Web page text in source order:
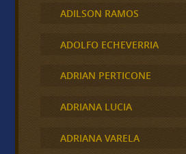
ADILSON RAMOS
ADOLFO ECHEVERRIA
ADRIAN PERTICONE
ADRIANA LUCIA
ADRIANA VARELA